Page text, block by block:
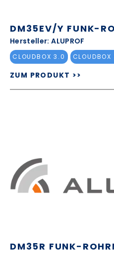
DM35EV/Y FUNK-
Hersteller: ALUPROF
CLOUDBOX 3.0
ZUM PRODUKT >>
DM35R FUNK-